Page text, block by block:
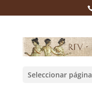
Seleccionar página